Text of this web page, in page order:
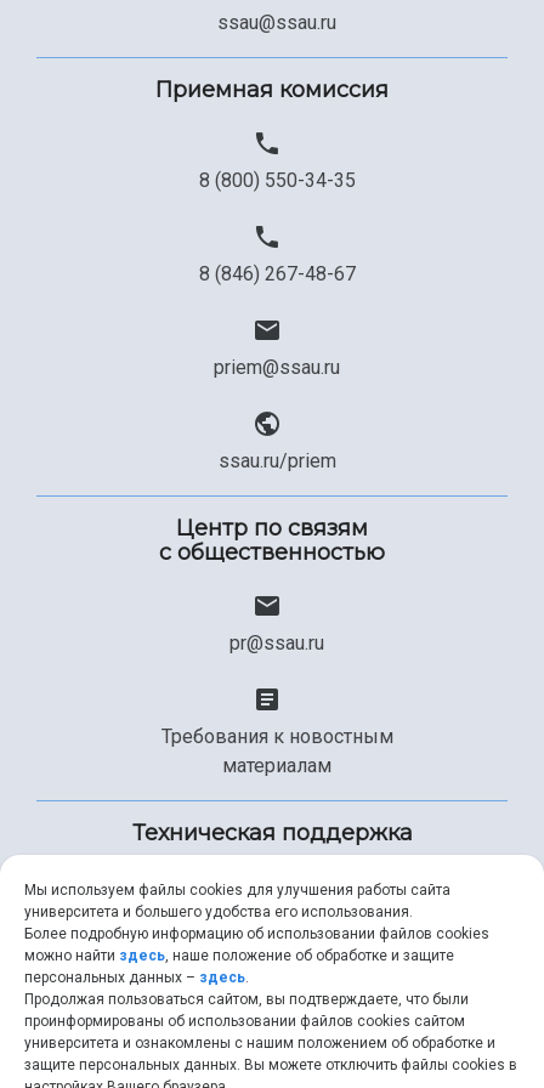
Официальные документы
ssau@ssau.ru
Приемная комиссия
8 (800) 550-34-35
8 (846) 267-48-67
priem@ssau.ru
ssau.ru/priem
Центр по связям
с общественностью
pr@ssau.ru
Требования к новостным
материалам
Техническая поддержка
+7 (846) 267-49-99
help@ssau.ru
Мы используем файлы cookies для улучшения работы сайта
университета и большего удобства его использования.
Более подробную информацию об использовании файлов cookies
можно найти здесь, наше положение об обработке и защите
персональных данных – здесь.
Продолжая пользоваться сайтом, вы подтверждаете, что были
проинформированы об использовании файлов cookies сайтом
университета и ознакомлены с нашим положением об обработке и
защите персональных данных. Вы можете отключить файлы cookies в